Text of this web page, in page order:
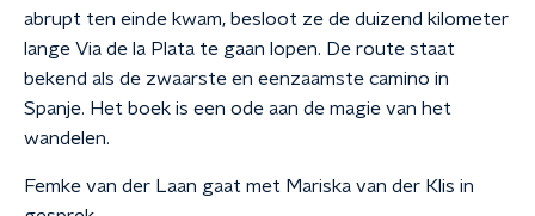
abrupt ten einde kwam, besloot ze de duizend kilometer
lange Via de la Plata te gaan lopen. De route staat
bekend als de zwaarste en eenzaamste camino in
Spanje. Het boek is een ode aan de magie van het
wandelen.
Femke van der Laan gaat met Mariska van der Klis in